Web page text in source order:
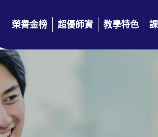
榮譽金榜 超優師資 教學特色